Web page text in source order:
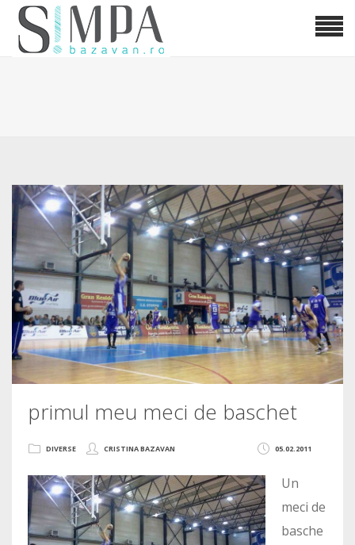
primul meu meci de baschet
05.02.2011
DIVERSE CRISTINA BAZAVAN
Un
meci de
basche